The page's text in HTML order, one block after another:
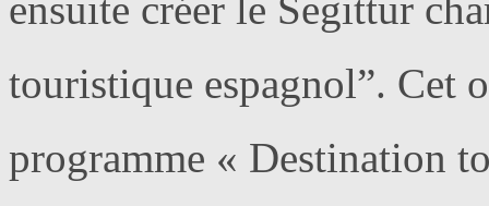
touristique espagnol”. Cet
programme « Destination